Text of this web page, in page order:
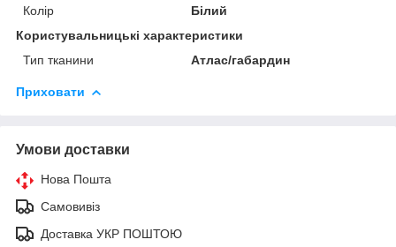
Колір
Білий
Користувальницькі характеристики
Тип тканини
Атлас/габардин
Приховати
Умови доставки
Нова Пошта
Самовивіз
Доставка УКР ПОШТОЮ